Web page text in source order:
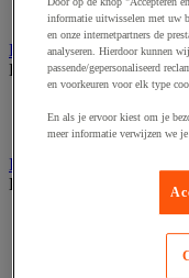
Sorteerbak en
Handdoeken en
Bekijk de hele
Industrieel reinigen
Bekijk de hele
Dispenser voor
Industriële
Nonwoven en
informatie uitwisselen met uw
en onze internetpartners de
analyseren. Hierdoor kunnen
passende/gepersonaliseerd
en voorkeuren voor elk type
En als je ervoor kiest om je
meer informatie verwijzen we je